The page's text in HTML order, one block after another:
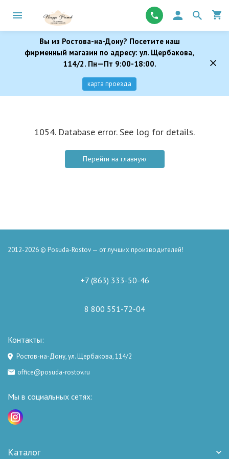
Вы из Ростова-на-Дону? Посетите наш
фирменный магазин по адресу: ул. Щербакова,
114/2. Пн—Пт 9:00-18:00.
карта проезда
1054. Database error. See log for details.
Перейти на главную
2012-2026 © Posuda-Rostov — от лучших производителей!
+7 (863) 333-50-46
8 800 551-72-04
Контакты:
Ростов-на-Дону, ул. Щербакова, 114/2
office@posuda-rostov.ru
Мы в социальных сетях:
Каталог